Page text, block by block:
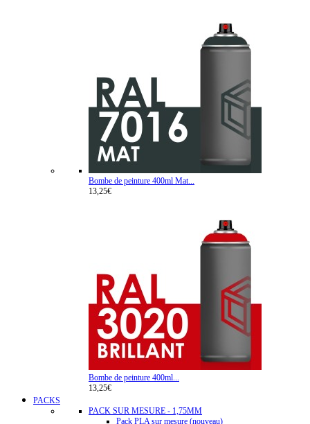
Bombe de peinture 400ml Mat...
13,25€
Bombe de peinture 400ml...
13,25€
PACKS
PACK SUR MESURE - 1,75MM
Pack PLA sur mesure (nouveau)